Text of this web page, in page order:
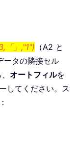
「」,"1") （A2 と
ータの隣接セル
オートフィルを
してください。ス